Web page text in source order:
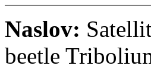
Naslov:
beetle